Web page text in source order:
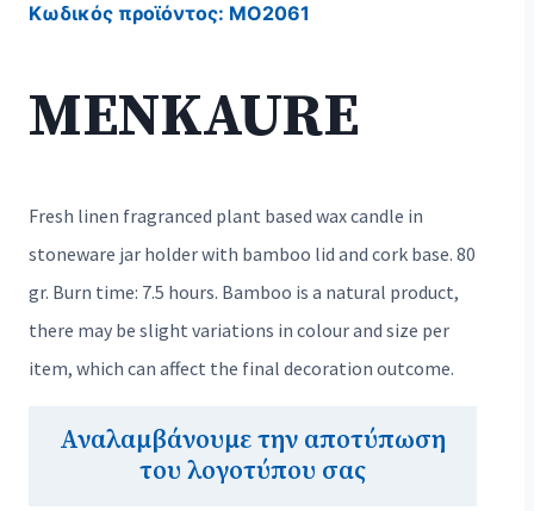
Κωδικός προϊόντος: MO2061
MENKAURE
Fresh linen fragranced plant based wax candle in
stoneware jar holder with bamboo lid and cork base. 80
gr. Burn time: 7.5 hours. Bamboo is a natural product,
there may be slight variations in colour and size per
item, which can affect the final decoration outcome.
Αναλαμβάνουμε την αποτύπωση
του λογοτύπου σας